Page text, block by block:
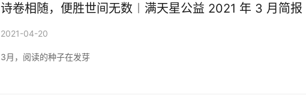
诗卷相随，便胜世间无数︱满天星公益 2021 年 3 月简报
2021-04-20
3月，阅读的种子在发芽